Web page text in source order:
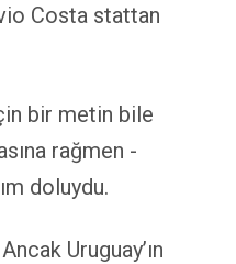
Costa stattan
bir metin bile
rağmen -
doluydu.
Uruguay’ın